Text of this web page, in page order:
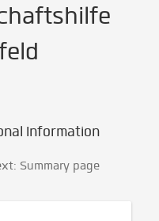
Information
Summary page